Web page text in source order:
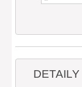
DETAILY